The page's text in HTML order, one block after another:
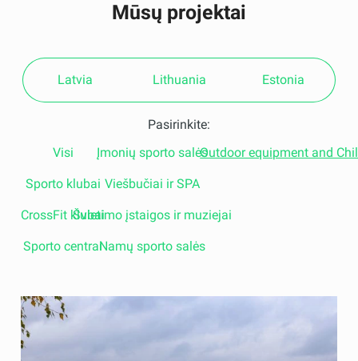
Mūsų projektai
Latvia Lithuania Estonia
Pasirinkite:
Visi
Sporto klubai
CrossFit klubai
Sporto centrai
Įmonių sporto salės
Viešbučiai ir SPA
Švietimo įstaigos ir muziejai
Namų sporto salės
Outdoor equipment and